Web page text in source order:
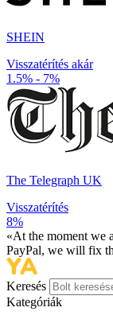
SHEIN
Visszatérítés akár
1.5% - 7%
The Telegraph UK
Visszatérítés
8%
«At the moment we
PayPal, we will fix
Keresés
Kategóriák